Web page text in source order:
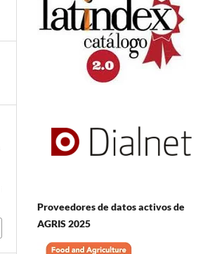
Proveedores de datos activos de
AGRIS 2025